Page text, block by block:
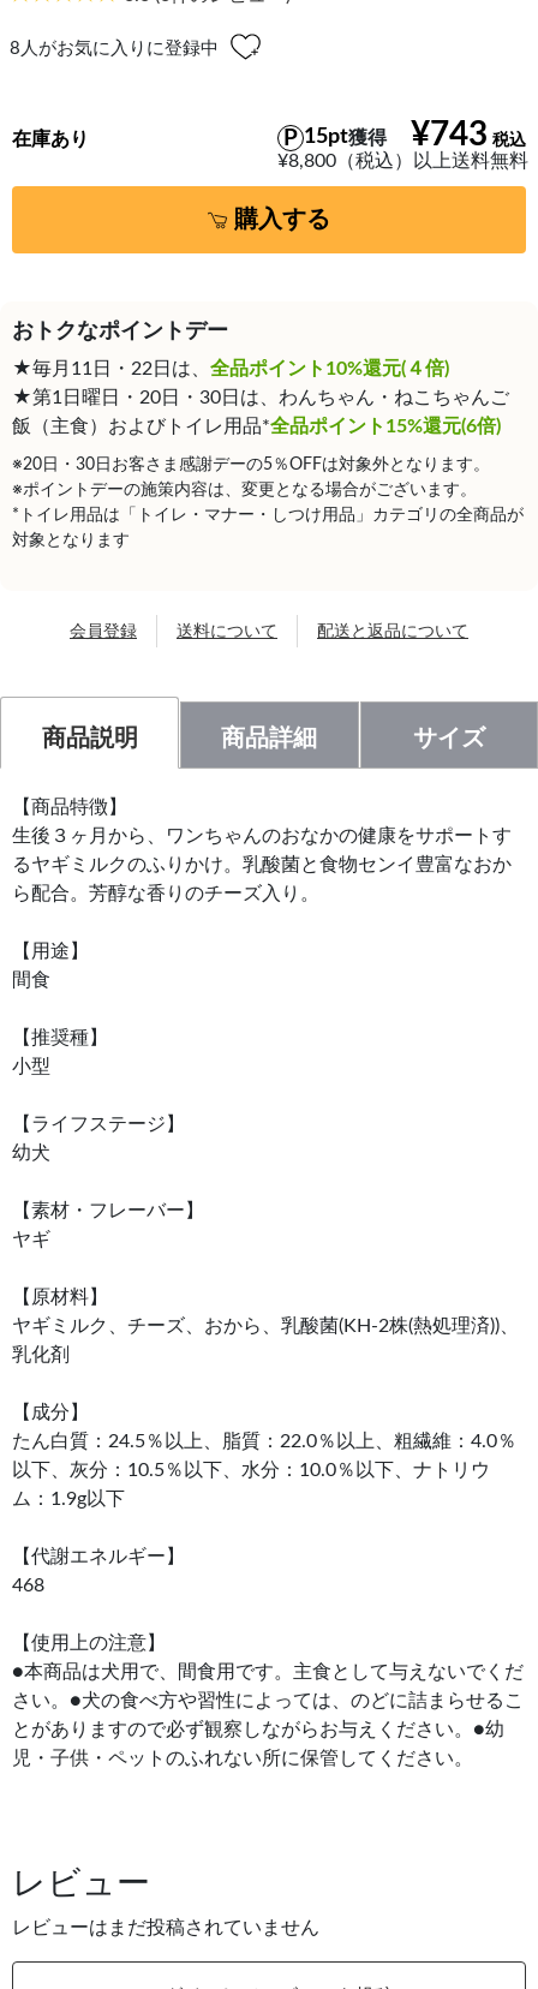
8 人がお気に入りに登録中
¥743
15pt獲得
¥8,800（税込）以上送料無料
在庫あり
購入する
おトクなポイントデー
★毎月11日・22日は、 全品ポイント10%還元(４倍)
★第1日曜日・20日・30日は、わんちゃん・ねこちゃんご
飯（主食）およびトイレ用品*全品ポイント15%還元(6倍)
※20日・30日お客さま感謝デーの5％OFFは対象外となります。
※ポイントデーの施策内容は、変更となる場合がございます。
*トイレ用品は「トイレ・マナー・しつけ用品」カテゴリの全商品が
対象となります
会員登録 送料について 配送と返品について
商品説明 商品詳細 サイズ
【商品特徴】
生後３ヶ月から、ワンちゃんのおなかの健康をサポートす
るヤギミルクのふりかけ。乳酸菌と食物センイ豊富なおか
ら配合。芳醇な香りのチーズ入り。
【用途】
間食
【推奨種】
小型
【ライフステージ】
幼犬
【素材・フレーバー】
ヤギ
【原材料】
ヤギミルク、チーズ、おから、乳酸菌(KH-2株(熱処理済))、
乳化剤
【成分】
たん白質：24.5％以上、脂質：22.0％以上、粗繊維：4.0％
以下、灰分：10.5％以下、水分：10.0％以下、ナトリウ
ム：1.9g以下
【代謝エネルギー】
468
【使用上の注意】
●本商品は犬用で、間食用です。主食として与えないでくだ
さい。●犬の食べ方や習性によっては、のどに詰まらせるこ
とがありますので必ず観察しながらお与えください。●幼
児・子供・ペットのふれない所に保管してください。
レビュー
レビューはまだ投稿されていません